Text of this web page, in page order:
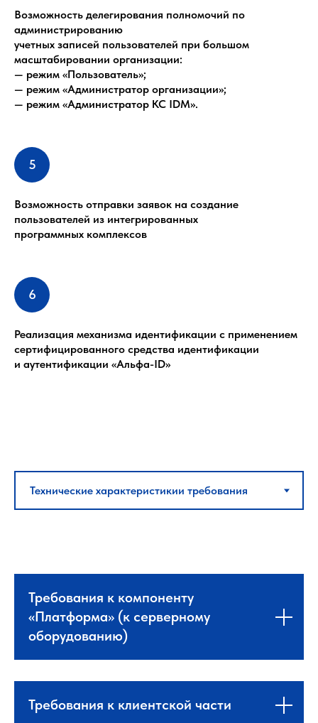
Возможность делегирования полномочий по
администрированию
учетных записей пользователей при большом
масштабировании организации:
— режим «Пользователь»;
— режим «Администратор организации»;
— режим «Администратор КС IDM».
Возможность отправки заявок на создание
пользователей из интегрированных
программных комплексов
Реализация механизма идентификации с применением
сертифицированного средства идентификации
и аутентификации «Альфа-ID»
Требования к компоненту
«Платформа» (к серверному
оборудованию)
Требования к клиентской части